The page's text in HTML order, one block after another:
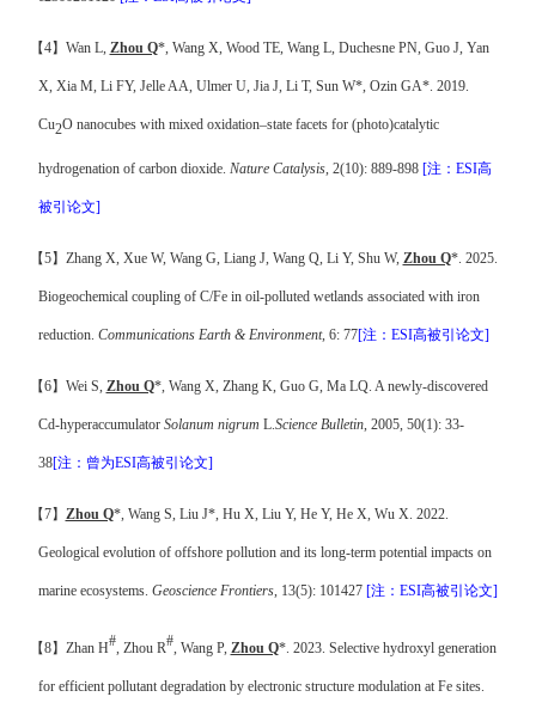
【4】 Wan L, Zhou Q*, Wang X, Wood TE, Wang L, Duchesne PN, Guo J, Yan
X, Xia M, Li FY, Jelle AA, Ulmer U, Jia J, Li T, Sun W*, Ozin GA*. 2019.
Cu2O nanocubes with mixed oxidation–state facets for (photo)catalytic
hydrogenation of carbon dioxide. Nature Catalysis, 2(10): 889-898 [注 ： ESI高
被引论文]
【5】 Zhang X, Xue W, Wang G, Liang J, Wang Q, Li Y, Shu W, Zhou Q*. 2025.
Biogeochemical coupling of C/Fe in oil-polluted wetlands associated with iron
reduction. Communications Earth & Environment, 6: 77[注 ： ESI高被引论文]
【6】 Wei S, Zhou Q*, Wang X, Zhang K, Guo G, Ma LQ. A newly-discovered
Cd-hyperaccumulator Solanum nigrum L.Science Bulletin, 2005, 50(1): 33-
38[注 ：曾为ESI高被引论文]
【7】 Zhou Q*, Wang S, Liu J*, Hu X, Liu Y, He Y, He X, Wu X. 2022.
Geological evolution of offshore pollution and its long-term potential impacts on
marine ecosystems. Geoscience Frontiers, 13(5): 101427 [注 ： ESI高被引论文]
【8】 Zhan H#, Zhou R#, Wang P, Zhou Q*. 2023. Selective hydroxyl generation
for efficient pollutant degradation by electronic structure modulationat Fe sites.